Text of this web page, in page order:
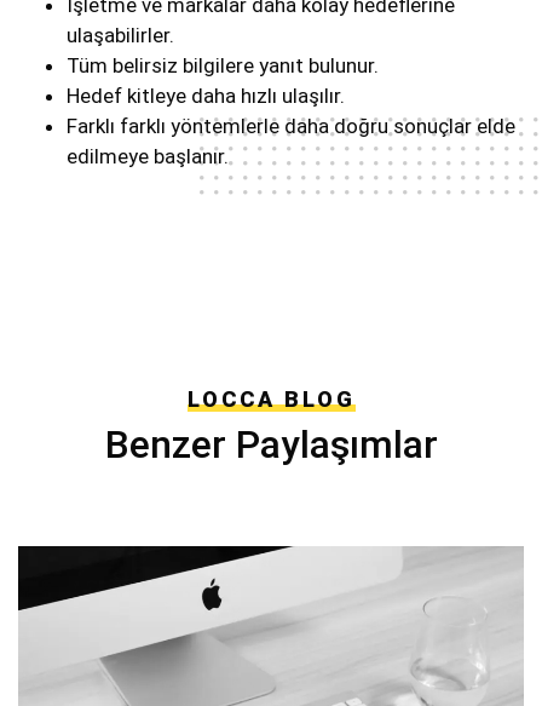
ulaşabilirler.
Tüm belirsiz bilgilere yanıt bulunur.
Hedef kitleye daha hızlı ulaşılır.
Farklı farklı yöntemlerle daha doğru sonuçlar elde
edilmeye başlanır.
LOCCA BLOG
Benzer Paylaşımlar